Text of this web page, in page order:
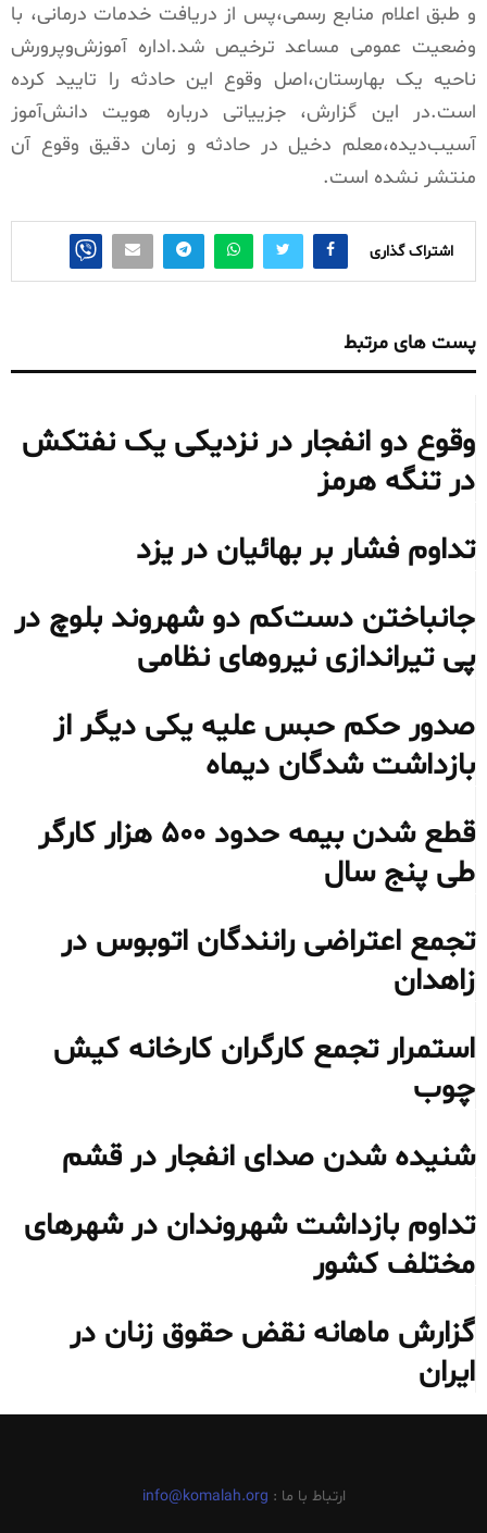
و طبق اعلام منابع رسمی،پس از دریافت خدمات درمانی، با
وضعیت عمومی مساعد ترخیص شد.اداره آموزش‌وپرورش
ناحیه یک بهارستان،اصل وقوع این حادثه را تایید کرده
است.در این گزارش، جزییاتی درباره هویت دانش‌آموز
آسیب‌دیده،معلم دخیل در حادثه و زمان دقیق وقوع آن
منتشر نشده است.
اشتراک گذاری
پست های مرتبط
وقوع دو انفجار در نزدیکی یک نفتکش
در تنگه هرمز
تداوم فشار بر بهائیان در یزد
جانباختن دست‌کم دو شهروند بلوچ در
پی تیراندازی نیروهای نظامی
صدور حکم حبس علیه یکی دیگر از
بازداشت شدگان دیماه
قطع شدن بیمه حدود ۵۰۰ هزار کارگر
طی پنج سال
تجمع اعتراضی رانندگان اتوبوس در
زاهدان
استمرار تجمع کارگران کارخانه کیش
چوب
شنیده شدن صدای انفجار در قشم
تداوم بازداشت شهروندان در شهرهای
مختلف کشور
گزارش ماهانه نقض حقوق زنان در
ایران
ارتباط با ما : info@komalah.org